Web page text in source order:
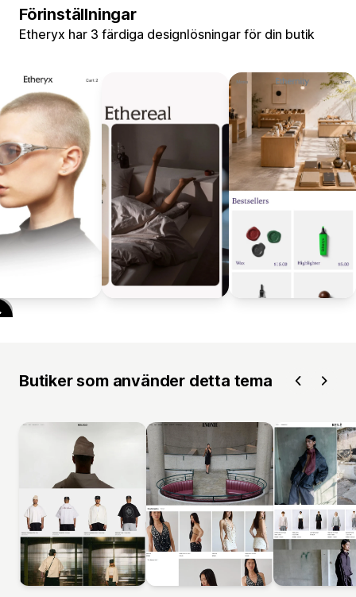
Förinställningar
Etheryx har 3 färdiga designlösningar för din butik
Butiker som använder detta tema